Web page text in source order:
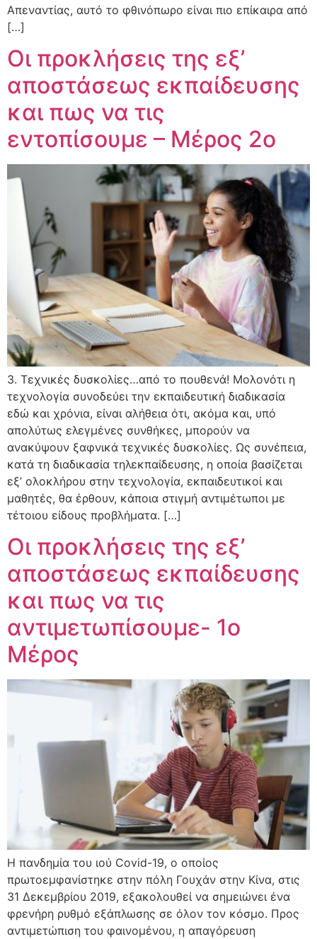
Απεναντίας, αυτό το φθινόπωρο είναι πιο επίκαιρα από
[…]
Οι προκλήσεις της εξ’
αποστάσεως εκπαίδευσης
και πως να τις
εντοπίσουμε – Μέρος 2ο
3. Τεχνικές δυσκολίες…από το πουθενά! Μολονότι η
τεχνολογία συνοδεύει την εκπαιδευτική διαδικασία
εδώ και χρόνια, είναι αλήθεια ότι, ακόμα και, υπό
απολύτως ελεγμένες συνθήκες, μπορούν να
ανακύψουν ξαφνικά τεχνικές δυσκολίες. Ως συνέπεια,
κατά τη διαδικασία τηλεκπαίδευσης, η οποία βασίζεται
εξ’ ολοκλήρου στην τεχνολογία, εκπαιδευτικοί και
μαθητές, θα έρθουν, κάποια στιγμή αντιμέτωποι με
τέτοιου είδους προβλήματα. […]
Οι προκλήσεις της εξ’
αποστάσεως εκπαίδευσης
και πως να τις
αντιμετωπίσουμε- 1ο
Μέρος
Η πανδημία του ιού Covid-19, ο οποίος
πρωτοεμφανίστηκε στην πόλη Γουχάν στην Κίνα, στις
31 Δεκεμβρίου 2019, εξακολουθεί να σημειώνει ένα
φρενήρη ρυθμό εξάπλωσης σε όλον τον κόσμο. Προς
αντιμετώπιση του φαινομένου, η απαγόρευση